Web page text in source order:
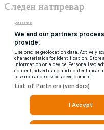
Следен натпревар